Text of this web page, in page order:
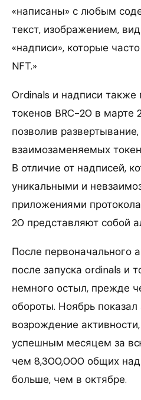
«написаны» с любым
текст, изображением,
«надписи», которые
NFT.»
Ordinals и надписи
токенов BRC-20 в марте
позволив
взаимозаменяемых
В отличие от надписей,
уникальными и
приложениями
20 представляют собой
После первоначального
после запуска ordinals и
немного остыл, прежде
обороты. Ноябрь показал
возрождение
успешным месяцем за
чем 8,300,000 общих
больше, чем в октябре.